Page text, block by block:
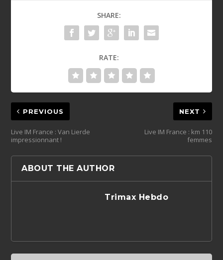
SHARE:
RATE:
PREVIOUS
Live IM France : Van Lierde
impressionnant !
NEXT
Live IM France : km 110
femmes
ABOUT THE AUTHOR
Trimax Hebdo